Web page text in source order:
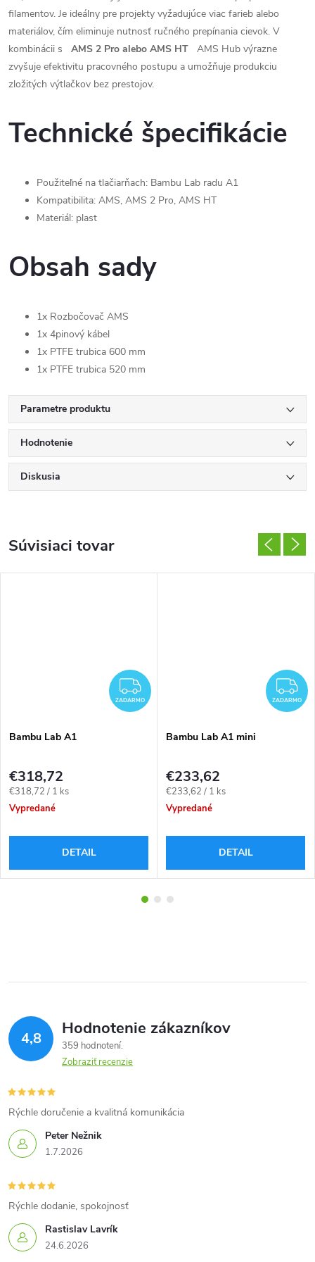
filamentov. Je ideálny pre projekty vyžadujúce viac farieb alebo
materiálov, čím eliminuje nutnosť ručného prepínania cievok. V
kombinácii s
AMS 2 Pro alebo AMS HT
AMS Hub výrazne
zvyšuje efektivitu pracovného postupu a umožňuje produkciu
zložitých výtlačkov bez prestojov.
Technické špecifikácie
Použiteľné na tlačiarňach: Bambu Lab radu A1
Kompatibilita: AMS, AMS 2 Pro, AMS HT
Materiál: plast
Obsah sady
1x Rozbočovač AMS
1x 4pinový kábel
1x PTFE trubica 600 mm
1x PTFE trubica 520 mm
Parametre produktu
Hodnotenie
Diskusia
Súvisiaci tovar
ZADARMO
ZADARMO
Bambu Lab A1
€318,72
Jednotková
cena:
€318,72 / 1 ks
Vypredané
DETAIL
ZADARMO
Bambu Lab A1 mini
€233,62
Jednotková
cena:
€233,62 / 1 ks
Vypredané
DETAIL
4,8 Hodnotenie zákazníkov
359 hodnotení
Zobraziť recenzie
Peter Nežnik
1.7.2026
Rýchle doručenie a kvalitná komunikácia
Rastislav Lavrík
24.6.2026
Rýchle dodanie, spokojnosť